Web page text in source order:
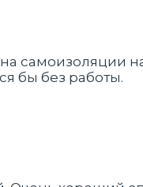
самоизоляции
бы без работы.